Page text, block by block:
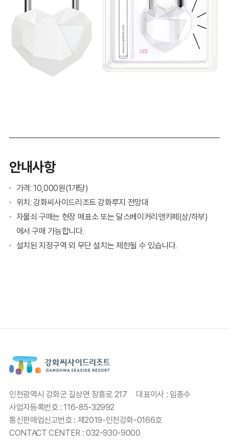
안내사항
가격: 10,000원(1개당)
위치: 강화씨사이드리조트 강화루지 전망대
자물쇠 구매는 현장 매표소 또는 달스베이커리앤카페(상/하부)
에서 구매 가능합니다.
설치된 지정구역 외 무단 설치는 제한될 수 있습니다.
인천광역시 강화군 길상면 장흥로 217
대표이사 : 임종수
사업자등록번호 : 116-85-32992
통신판매업신고번호 : 제2019-인천강화-0166호
CONTACT CENTER : 032-930-9000